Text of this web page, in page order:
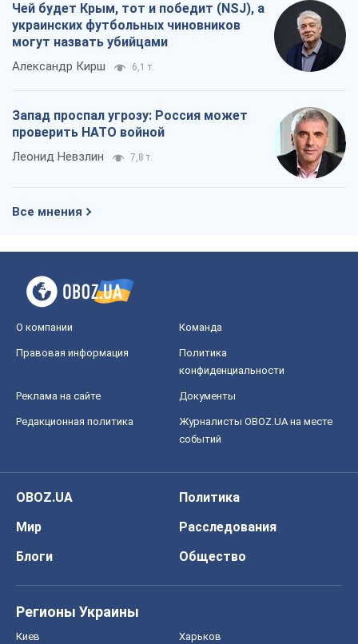
Чей будет Крым, тот и победит (NSJ), а
украинских футбольных чиновников
могут назвать убийцами
Александр Кирш 6,1 т.
Запад проспал угрозу: Россия может
проверить НАТО войной
Леонид Невзлин 7,8 т.
Все мнения
О компании Команда
Правовая информация
Политика
конфиденциальности
Реклама на сайте Документы
Редакционная политика
Журналисты OBOZ.UA на месте
событий
OBOZ.UA
Политика
Мир
Расследования
Блоги
Общество
Регионы Украины
Киев Харьков